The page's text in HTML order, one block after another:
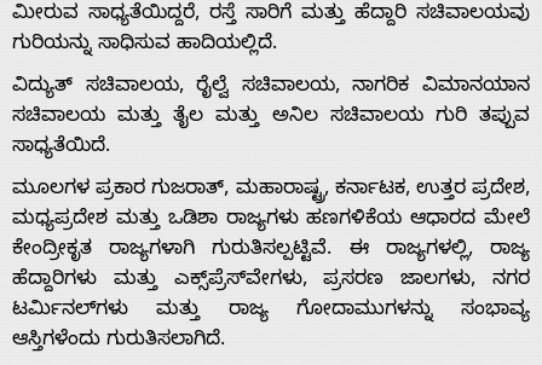
Advertise
With
s
Contact
Us
ಮೀರುವ ಸಾಧ್ಯತೆಯಿದ್ದರೆ, ರಸ್ತೆ ಸಾರಿಗೆ ಮತ್ತು ಹೆದ್ದಾರಿ ಸಚಿವಾಲಯವು
ಗುರಿಯನ್ನು ಸಾಧಿಸುವ ಹಾದಿಯಲ್ಲಿದೆ.
ವಿದ್ಯುತ್ ಸಚಿವಾಲಯ, ರೈಲ್ವೆ ಸಚಿವಾಲಯ, ನಾಗರಿಕ ವಿಮಾನಯಾನ
ಸಚಿವಾಲಯ ಮತ್ತು ತೈಲ ಮತ್ತು ಅನಿಲ ಸಚಿವಾಲಯ ಗುರಿ ತಪ್ಪುವ
ಸಾಧ್ಯತೆಯಿದೆ.
ಮೂಲಗಳ ಪ್ರಕಾರ ಗುಜರಾತ್, ಮಹಾರಾಷ್ಟ್ರ, ಕರ್ನಾಟಕ, ಉತ್ತರ ಪ್ರದೇಶ,
ಮಧ್ಯಪ್ರದೇಶ ಮತ್ತು ಒಡಿಶಾ ರಾಜ್ಯಗಳು ಹಣಗಳಿಕೆಯ ಆಧಾರದ ಮೇಲೆ
ಕೇಂದ್ರೀಕೃತ ರಾಜ್ಯಗಳಾಗಿ ಗುರುತಿಸಲ್ಪಟ್ಟಿವೆ. ಈ ರಾಜ್ಯಗಳಲ್ಲಿ, ರಾಜ್ಯ
ಹೆದ್ದಾರಿಗಳು ಮತ್ತು ಎಕ್ಸ್‌ಪ್ರೆಸ್‌ವೇಗಳು, ಪ್ರಸರಣ ಜಾಲಗಳು, ನಗರ
ಟರ್ಮಿನಲ್‌ಗಳು ಮತ್ತು ರಾಜ್ಯ ಗೋದಾಮುಗಳನ್ನು ಸಂಭಾವ್ಯ
ಆಸ್ತಿಗಳೆಂದು ಗುರುತಿಸಲಾಗಿದೆ.